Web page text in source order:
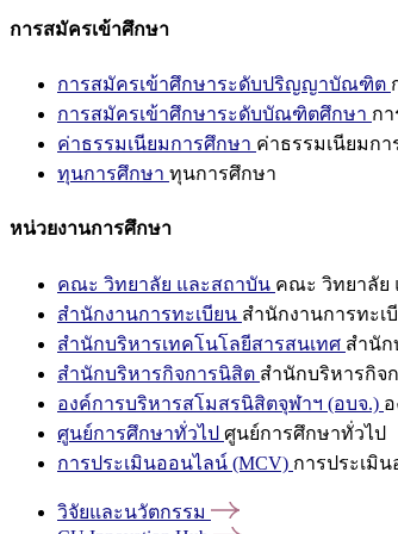
การสมัครเข้าศึกษา
การสมัครเข้าศึกษาระดับปริญญาบัณฑิต
การสมัครเข้าศึกษาระดับบัณฑิตศึกษา ก
ค่าธรรมเนียมการศึกษา ค่าธรรมเนียมกา
ทุนการศึกษา ทุนการศึกษา
หน่วยงานการศึกษา
คณะ วิทยาลัย และสถาบัน คณะ วิทยาลัย
สำนักงานการทะเบียน สำนักงานการทะเ
สำนักบริหารเทคโนโลยีสารสนเทศ สำนัก
สำนักบริหารกิจการนิสิต สำนักบริหารกิจ
องค์การบริหารสโมสรนิสิตจุฬาฯ (อบจ.)
ศูนย์การศึกษาทั่วไป ศูนย์การศึกษาทั่วไป
การประเมินออนไลน์ (MCV) การประเมิ
วิจัยและนวัตกรรม